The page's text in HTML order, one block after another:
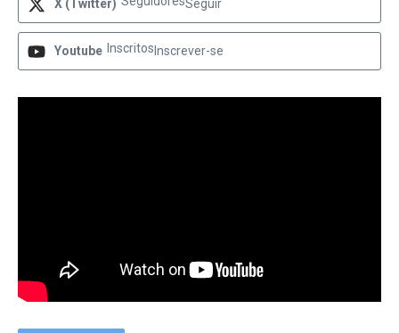
X (Twitter) Seguir
Youtube Inscritos Inscrever-se